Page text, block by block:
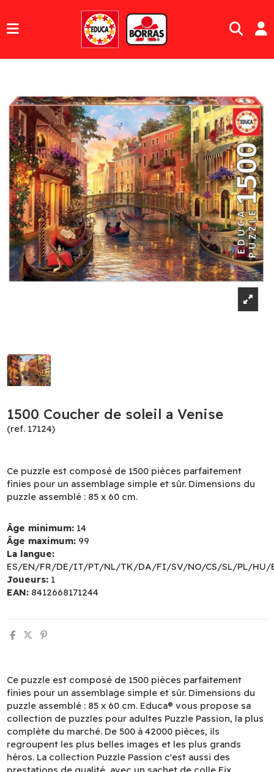
1500 Coucher de soleil a Venise
(ref. 17124)
Ce puzzle est composé de 1500 pièces parfaitement
finies pour un assemblage simple et sûr. Dimensions du
puzzle assemblé : 85 x 60 cm.
Âge minimum: 14
Âge maximum: 99
La langue:
ES/EN/FR/DE/IT/PT/NL/TK/DA/FI/SV/NO/CS/SL/PL/HU/
Joueurs: 1
EAN: 8412668171244
Ce puzzle est composé de 1500 pièces parfaitement
finies pour un assemblage simple et sûr. Dimensions du
puzzle assemblé : 85 x 60 cm. Educa® vous propose sa
collection de puzzles pour adultes Puzzle Passion, la plus
complète du marché. De 500 à 42000 pièces, ils
regroupent les plus belles images et les plus grands
héros. La collection Puzzle Passion c'est aussi des